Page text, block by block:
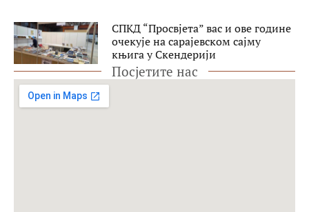
СПКД “Просвјета” вас и ове године
очекује на сарајевском сајму
књига у Скендерији
Посјетите нас